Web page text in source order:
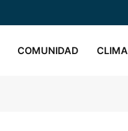
COMUNIDAD CLIMA